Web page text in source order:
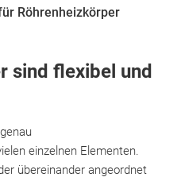
Röhrenheizkörper
sind flexibel und
einzelnen Elementen.
übereinander angeordnet